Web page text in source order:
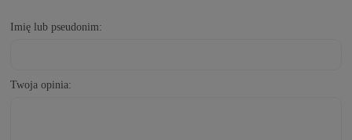
Imię lub pseudonim:
Twoja opinia: